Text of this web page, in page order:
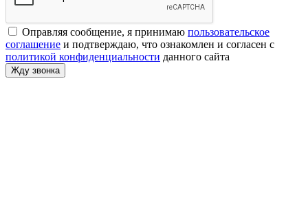
Оправляя сообщение, я принимаю пользовательское
соглашение и подтверждаю, что ознакомлен и согласен с
политикой конфиденциальности данного сайта